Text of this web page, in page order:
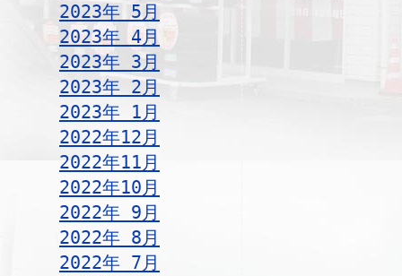
2023年 5月
2023年 4月
2023年 3月
2023年 2月
2023年 1月
2022年12月
2022年11月
2022年10月
2022年 9月
2022年 8月
2022年 7月